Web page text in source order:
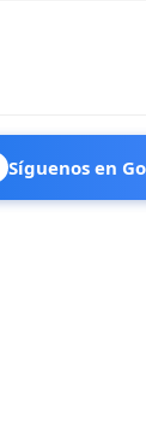
Síguenos en